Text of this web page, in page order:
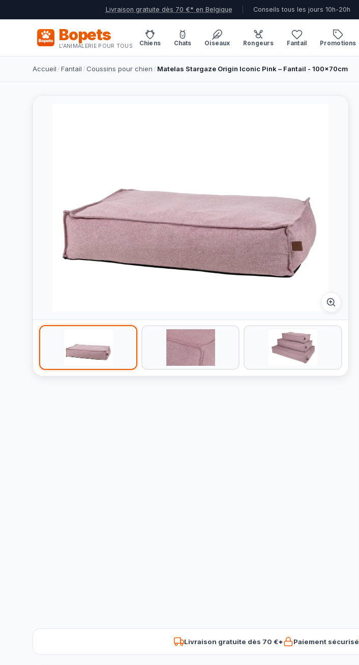
Livraison gratuite dès 70 €* en Belgique Conseils tous les jours 10h-20h
Bopets
L'ANIMALERIE POUR TOUS Chiens Chats Oiseaux Rongeurs Fantail Promotions
Accueil /Fantail /Coussins pour chien / Matelas Stargaze Origin Iconic Pink – Fantail - 100x70cm
Livraison gratuite dès 70 €* Paiement sécurisé